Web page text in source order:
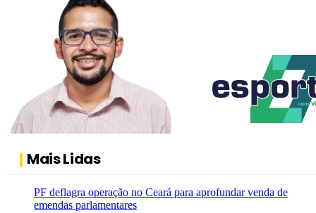
Mais Lidas
PF deflagra operação no Ceará para aprofundar venda de
emendas parlamentares